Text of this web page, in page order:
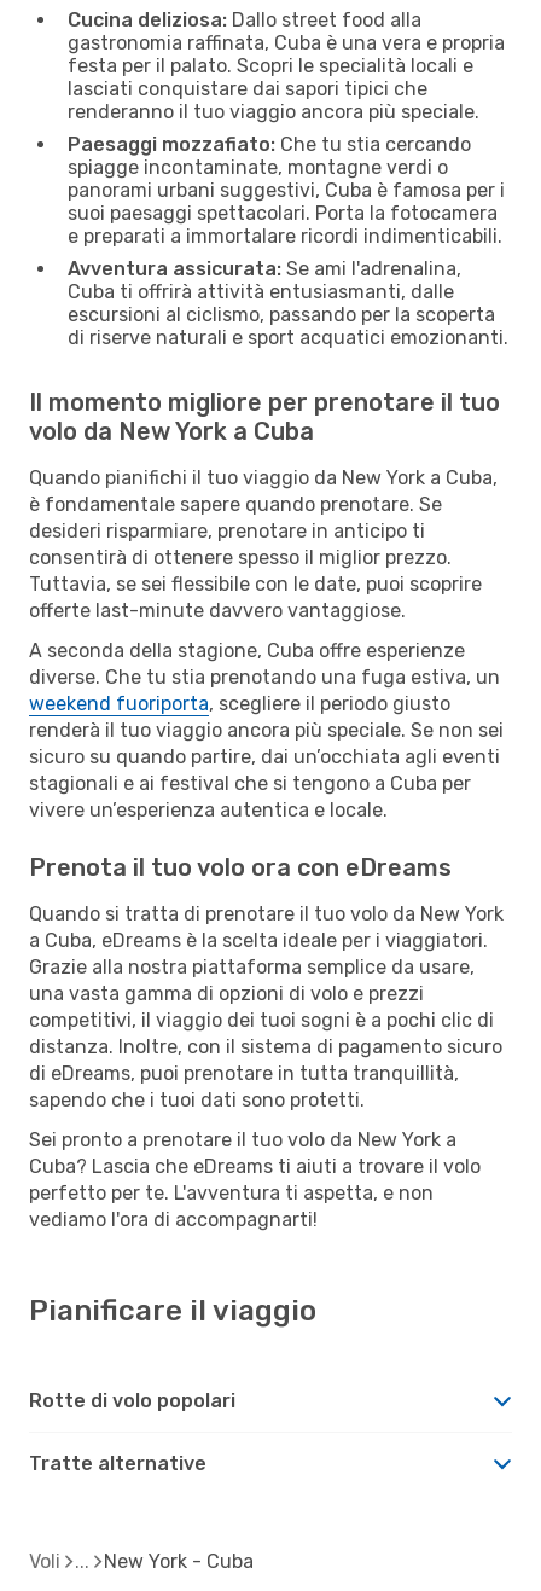
Cucina deliziosa: Dallo street food alla
gastronomia raffinata, Cuba è una vera e propria
festa per il palato. Scopri le specialità locali e
lasciati conquistare dai sapori tipici che
renderanno il tuo viaggio ancora più speciale.
Paesaggi mozzafiato: Che tu stia cercando
spiagge incontaminate, montagne verdi o
panorami urbani suggestivi, Cuba è famosa per i
suoi paesaggi spettacolari. Porta la fotocamera
e preparati a immortalare ricordi indimenticabili.
Avventura assicurata: Se ami l'adrenalina,
Cuba ti offrirà attività entusiasmanti, dalle
escursioni al ciclismo, passando per la scoperta
di riserve naturali e sport acquatici emozionanti.
Il momento migliore per prenotare il tuo
volo da New York a Cuba
Quando pianifichi il tuo viaggio da New York a Cuba,
è fondamentale sapere quando prenotare. Se
desideri risparmiare, prenotare in anticipo ti
consentirà di ottenere spesso il miglior prezzo.
Tuttavia, se sei flessibile con le date, puoi scoprire
offerte last-minute davvero vantaggiose.
A seconda della stagione, Cuba offre esperienze
diverse. Che tu stia prenotando una fuga estiva, un
weekend fuoriporta, scegliere il periodo giusto
renderà il tuo viaggio ancora più speciale. Se non sei
sicuro su quando partire, dai un’occhiata agli eventi
stagionali e ai festival che si tengono a Cuba per
vivere un’esperienza autentica e locale.
Prenota il tuo volo ora con eDreams
Quando si tratta di prenotare il tuo volo da New York
a Cuba, eDreams è la scelta ideale per i viaggiatori.
Grazie alla nostra piattaforma semplice da usare,
una vasta gamma di opzioni di volo e prezzi
competitivi, il viaggio dei tuoi sogni è a pochi clic di
distanza. Inoltre, con il sistema di pagamento sicuro
di eDreams, puoi prenotare in tutta tranquillità,
sapendo che i tuoi dati sono protetti.
Sei pronto a prenotare il tuo volo da New York a
Cuba? Lascia che eDreams ti aiuti a trovare il volo
perfetto per te. L'avventura ti aspetta, e non
vediamo l'ora di accompagnarti!
Pianificare il viaggio
Rotte di volo popolari
Tratte alternative
Voli New York - Cuba